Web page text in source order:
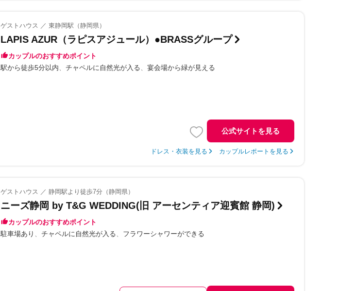
ゲストハウス ／ 東静岡駅（静岡県）
LAPIS AZUR（ラピスアジュール）●BRASSグループ
カップルのおすすめポイント
駅から徒歩5分以内
チャペルに自然光が入る 宴会場から緑が見える
公式サイトを見る
ドレス・衣装を見る カップルレポートを見る
ゲストハウス ／ 静岡駅より徒歩7分（静岡県）
ニーズ静岡 by T&G WEDDING(旧 アーセンティア迎賓館 静岡)
カップルのおすすめポイント
駐車場あり
チャペルに自然光が入る フラワーシャワーができる